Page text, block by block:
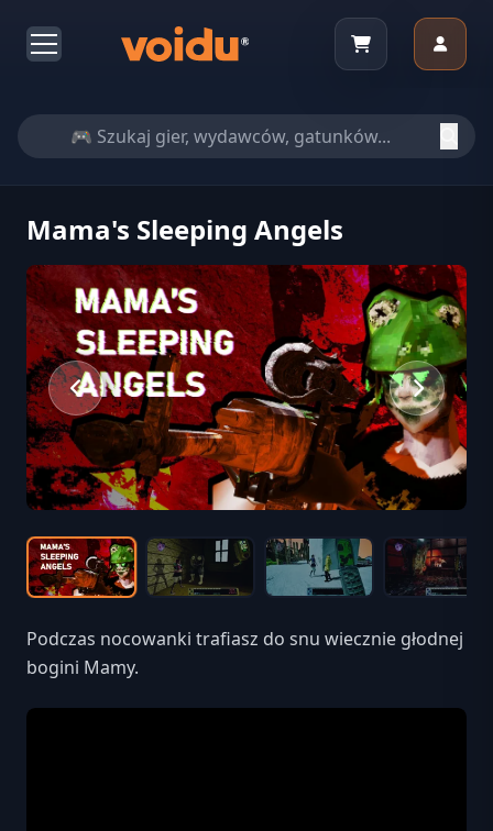
Mama's Sleeping Angels
Podczas nocowanki trafiasz do snu wiecznie głodnej
bogini Mamy.